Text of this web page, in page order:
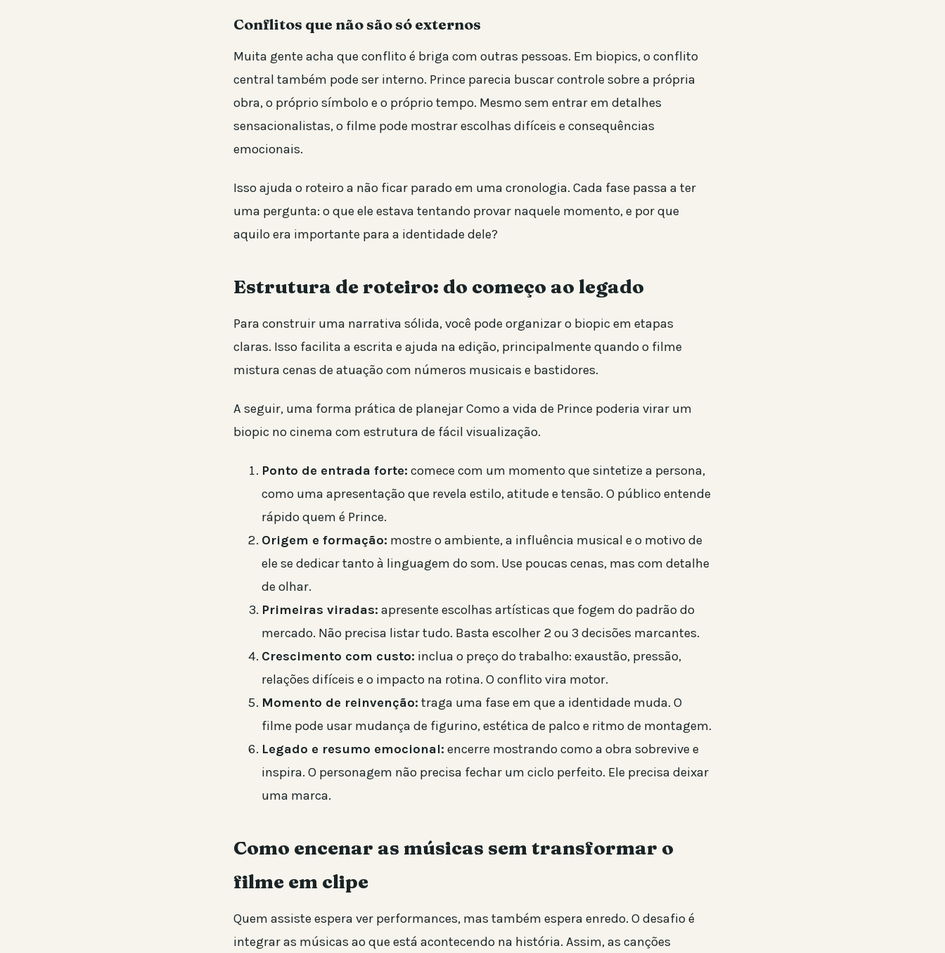
Conflitos que não são só externos
Muita gente acha que conflito é briga com outras pessoas. Em biopics, o conflito
central também pode ser interno. Prince parecia buscar controle sobre a própria
obra, o próprio símbolo e o próprio tempo. Mesmo sem entrar em detalhes
sensacionalistas, o filme pode mostrar escolhas difíceis e consequências
emocionais.
Isso ajuda o roteiro a não ficar parado em uma cronologia. Cada fase passa a ter
uma pergunta: o que ele estava tentando provar naquele momento, e por que
aquilo era importante para a identidade dele?
Estrutura de roteiro: do começo ao legado
Para construir uma narrativa sólida, você pode organizar o biopic em etapas
claras. Isso facilita a escrita e ajuda na edição, principalmente quando o filme
mistura cenas de atuação com números musicais e bastidores.
A seguir, uma forma prática de planejar Como a vida de Prince poderia virar um
biopic no cinema com estrutura de fácil visualização.
Ponto de entrada forte: comece com um momento que sintetize a persona,
como uma apresentação que revela estilo, atitude e tensão. O público entende
rápido quem é Prince.
Origem e formação: mostre o ambiente, a influência musical e o motivo de
ele se dedicar tanto à linguagem do som. Use poucas cenas, mas com detalhe
de olhar.
Primeiras viradas: apresente escolhas artísticas que fogem do padrão do
mercado. Não precisa listar tudo. Basta escolher 2 ou 3 decisões marcantes.
Crescimento com custo: inclua o preço do trabalho: exaustão, pressão,
relações difíceis e o impacto na rotina. O conflito vira motor.
Momento de reinvenção: traga uma fase em que a identidade muda. O
filme pode usar mudança de figurino, estética de palco e ritmo de montagem.
Legado e resumo emocional: encerre mostrando como a obra sobrevive e
inspira. O personagem não precisa fechar um ciclo perfeito. Ele precisa deixar
uma marca.
Como encenar as músicas sem transformar o
filme em clipe
Quem assiste espera ver performances, mas também espera enredo. O desafio é
integrar as músicas ao que está acontecendo na história. Assim, as canções